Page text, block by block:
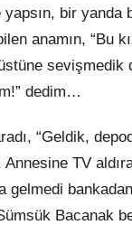
bir yanda
anamın, “Bu
sevişmedik
dedim…
“Geldik,
TV
Bacanak